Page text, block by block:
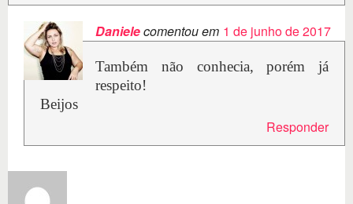
Danielecomentou em 1 de junho de 2017
Também não conhecia, porém já
respeito!
Beijos
Responder